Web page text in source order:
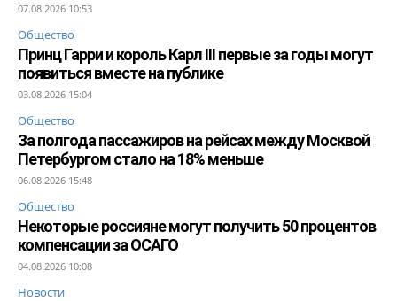
07.08.2026 10:53
Общество
Принц Гарри и король Карл III первые за годы могут
появиться вместе на публике
03.08.2026 15:04
Общество
За полгода пассажиров на рейсах между Москвой
Петербургом стало на 18% меньше
06.08.2026 15:48
Общество
Некоторые россияне могут получить 50 процентов
компенсации за ОСАГО
04.08.2026 10:08
Новости